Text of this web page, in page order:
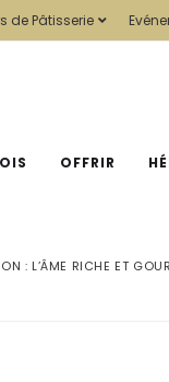
de Pâtisserie
OFFRIR
: L’ÂME RICHE ET